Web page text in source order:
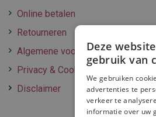
Online betalen
Retourneren
Algemene voorwaarden
Privacy & Cookie policy
Disclaimer
Deze
gebruik van
We gebruiken
advertenties te
verkeer te
informatie over uw